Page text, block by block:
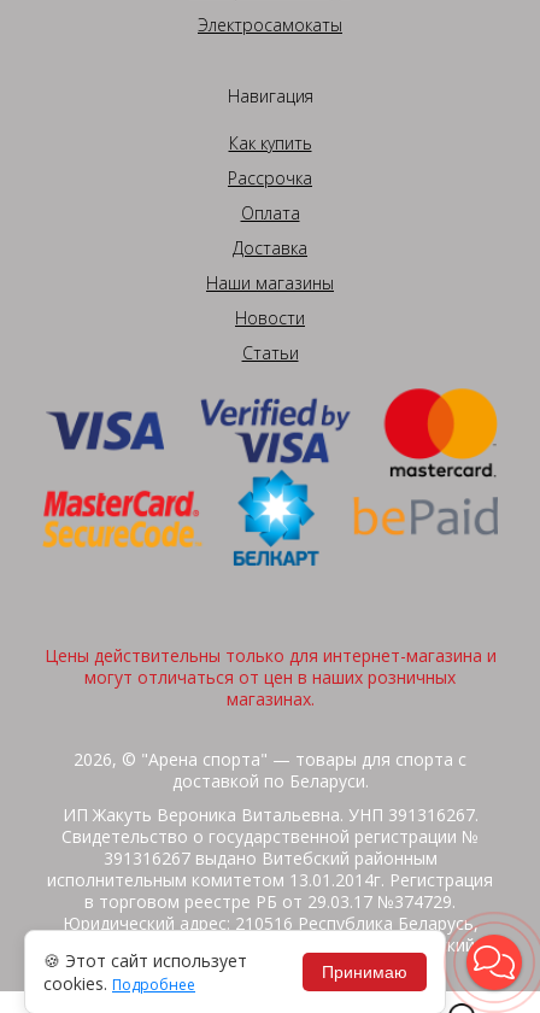
Электросамокаты
Навигация
Как купить
Рассрочка
Оплата
Доставка
Наши магазины
Новости
Статьи
Цены действительны только для интернет-магазина и
могут отличаться от цен в наших розничных
магазинах.
2026, © "Арена спорта" — товары для спорта с
доставкой по Беларуси.
ИП Жакуть Вероника Витальевна. УНП 391316267.
Свидетельство о государственной регистрации №
391316267 выдано Витебский районным
исполнительным комитетом 13.01.2014г. Регистрация
в торговом реестре РБ от 29.03.17 №374729.
Юридический адрес: 210516 Республика Беларусь,
Витебская область, Витебский район, Бабиничский с/
с, аг.Ольгово, ул.Школьная
Потребителям на заметку
🍪 Этот сайт использует
cookies. Подробнее
Принимаю